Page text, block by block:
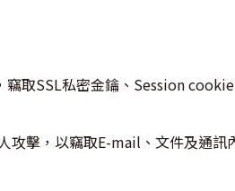
取SSL私密金鑰、Session
攻擊，以竊取E-mail、文件及通訊